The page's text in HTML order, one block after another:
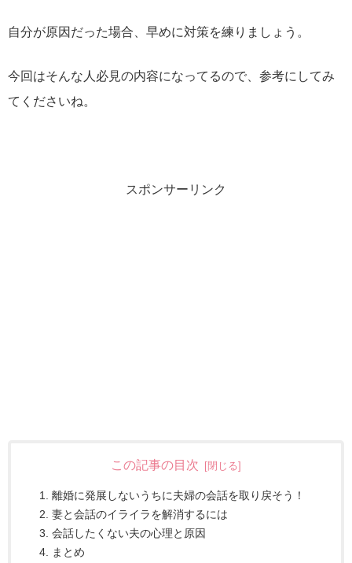
自分が原因だった場合、早めに対策を練りましょう。
今回はそんな人必見の内容になってるので、参考にしてみ
てくださいね。
スポンサーリンク
この記事の目次
離婚に発展しないうちに夫婦の会話を取り戻そう！
妻と会話のイライラを解消するには
会話したくない夫の心理と原因
まとめ